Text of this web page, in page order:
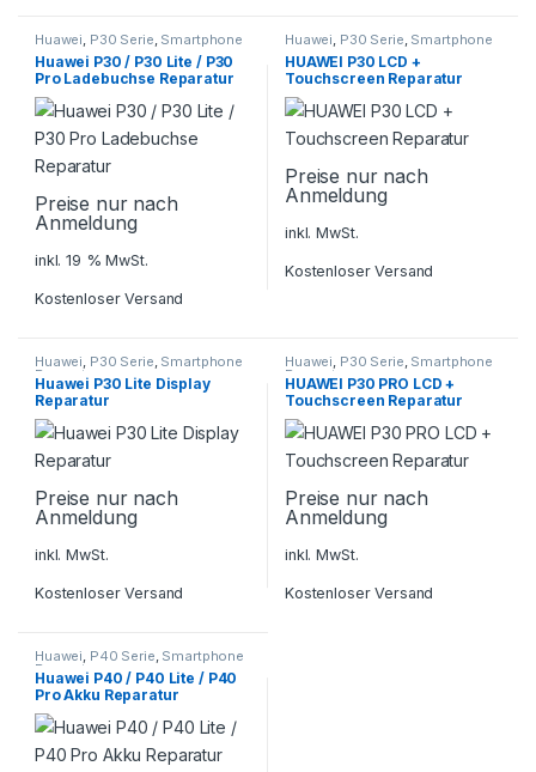
Huawei, P30 Serie, Smartphone
Reparatur
Huawei P30 / P30 Lite / P30
Pro Ladebuchse Reparatur
Preise nur nach
Anmeldung
inkl. 19 % MwSt.
Kostenloser Versand
Huawei, P30 Serie, Smartphone
Reparatur
HUAWEI P30 LCD +
Touchscreen Reparatur
Preise nur nach
Anmeldung
inkl. MwSt.
Kostenloser Versand
Huawei, P30 Serie, Smartphone
Reparatur
Huawei P30 Lite Display
Reparatur
Preise nur nach
Anmeldung
inkl. MwSt.
Kostenloser Versand
Huawei, P30 Serie, Smartphone
Reparatur
HUAWEI P30 PRO LCD +
Touchscreen Reparatur
Preise nur nach
Anmeldung
inkl. MwSt.
Kostenloser Versand
Huawei, P40 Serie, Smartphone
Reparatur
Huawei P40 / P40 Lite / P40
Pro Akku Reparatur